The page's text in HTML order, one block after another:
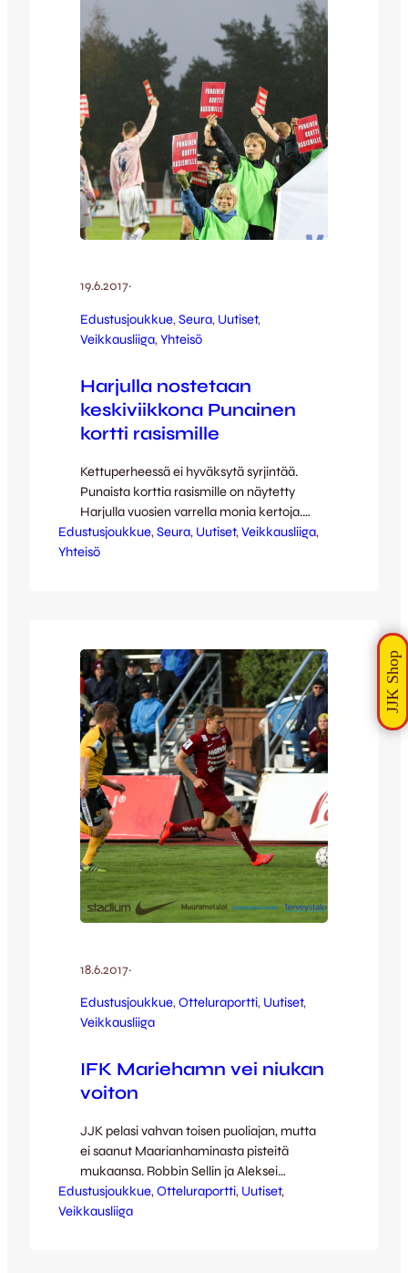
Katso…
19.6.2017·
Edustusjoukkue, Seura, Uutiset
Veikkausliiga, Yhteisö
Harjulla nostetaan
keskiviikkona Punainen
kortti rasismille
Kettuperheessä ei hyväksytä syrjintää.
Punaista korttia rasismille on näytetty
Harjulla vuosien varrella monia kertoja.
Keskiviikkona 21.6. pelattavassa JJK-HIFK-
ottelussa näin tulee jälleen tapahtumaan ja
liikuntaliitto (FIMU ry ) ja sitä toteutetaan
tiiviissä yhteistyössä Jalkapallon
Pelaajayhdistyksen kanssa. Tarkempia
tietoja hankkeen omilta…
Edustusjoukkue, Seura, Uutiset, Veikkausliiga
Yhteisö
18.6.2017·
Edustusjoukkue, Otteluraportti, Uutiset
Veikkausliiga
IFK Mariehamn vei niukan
voiton
JJK pelasi vahvan toisen puoliajan, mutta
ei saanut Maarianhaminasta pisteitä
mukaansa. Robbin Sellin ja Aleksei
Kangaskolkka iskivät hallitsevat mestarit 2-
0-johtoon ensimmäisten parinkymmenen
Edustusjoukkue, Otteluraportti, Uutiset
Veikkausliiga